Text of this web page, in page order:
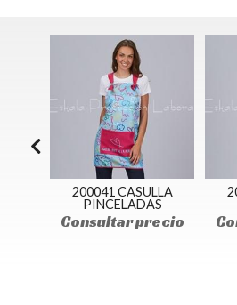
200042 CASULLA
ARCO
Consultar precio